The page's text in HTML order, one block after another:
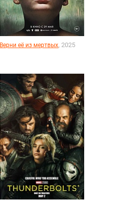
Верни её из мертвых, 2025